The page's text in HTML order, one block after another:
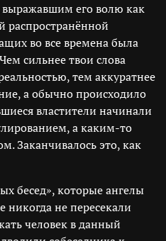
его волю как
распространённой
во все времена была
сильнее твои слова
тем аккуратнее
а обычно происходило
властители начинали
а каким-то
Заканчивалось это, как
бесед», которые ангелы
никогда не пересекали
человек в данный